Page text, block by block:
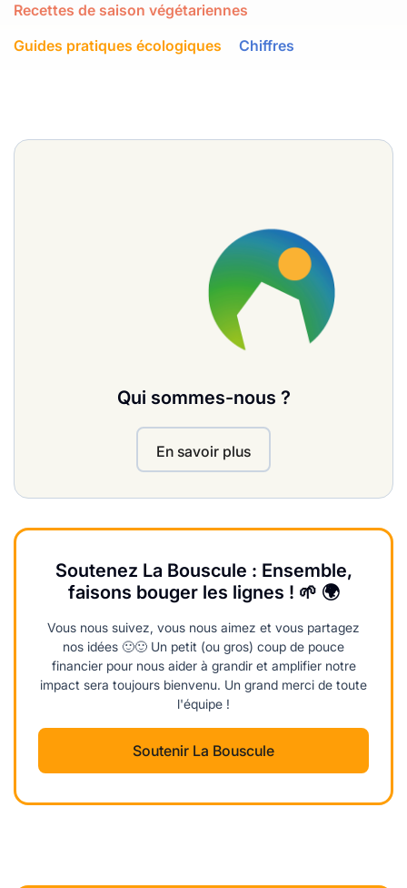
Recettes de saison végétariennes
Guides pratiques écologiques
Chiffres
Qui sommes-nous ?
En savoir plus
Soutenez La Bouscule : Ensemble,
faisons bouger les lignes ! 🌱 🌍
Vous nous suivez, vous nous aimez et vous partagez
nos idées 🙂🙂 Un petit (ou gros) coup de pouce
financier pour nous aider à grandir et amplifier notre
impact sera toujours bienvenu. Un grand merci de toute
l'équipe !
Soutenir La Bouscule